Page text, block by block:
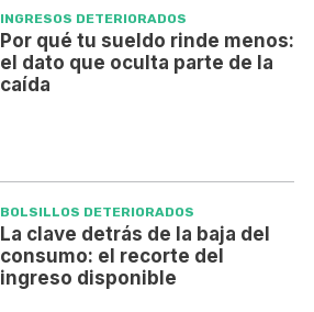
INGRESOS DETERIORADOS
Por qué tu sueldo rinde menos:
el dato que oculta parte de la
caída
BOLSILLOS DETERIORADOS
La clave detrás de la baja del
consumo: el recorte del
ingreso disponible